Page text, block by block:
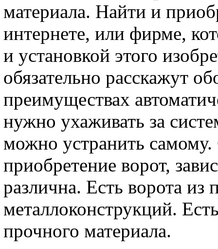
материала. Найти и
интернете, или фирме,
и установкой этого
обязательно расскажут
преимуществах
нужно ухаживать за
можно устранить
приобретение ворот,
различна. Есть ворота из
металлоконструкций.
прочного материала.